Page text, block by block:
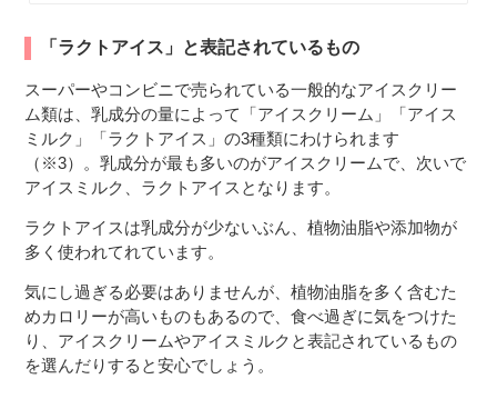
「ラクトアイス」と表記されているもの
スーパーやコンビニで売られている一般的なアイスクリー
ム類は、乳成分の量によって「アイスクリーム」「アイス
ミルク」「ラクトアイス」の3種類にわけられます
（※3）。乳成分が最も多いのがアイスクリームで、次いで
アイスミルク、ラクトアイスとなります。
ラクトアイスは乳成分が少ないぶん、植物油脂や添加物が
多く使われてれています。
気にし過ぎる必要はありませんが、植物油脂を多く含むた
めカロリーが高いものもあるので、食べ過ぎに気をつけた
り、アイスクリームやアイスミルクと表記されているもの
を選んだりすると安心でしょう。